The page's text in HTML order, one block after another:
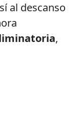
al descanso
,